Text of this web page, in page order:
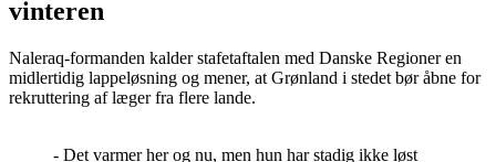
vinteren
Naleraq-formanden kalder stafetaftalen med Danske Regioner en
midlertidig lappeløsning og mener, at Grønland i stedet bør åbne for
rekruttering af læger fra flere lande.
- Det varmer her og nu, men hun har stadig ikke løst